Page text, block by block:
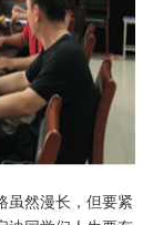
然漫长，但要紧